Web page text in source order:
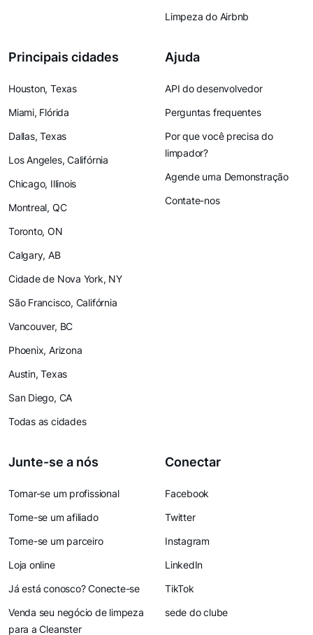
Limpeza do Airbnb
Principais cidades
Houston, Texas
Miami, Flórida
Dallas, Texas
Los Angeles, Califórnia
Chicago, Illinois
Montreal, QC
Toronto, ON
Calgary, AB
Cidade de Nova York, NY
São Francisco, Califórnia
Vancouver, BC
Phoenix, Arizona
Austin, Texas
San Diego, CA
Todas as cidades
Ajuda
API do desenvolvedor
Perguntas frequentes
Por que você precisa do
limpador?
Agende uma Demonstração
Contate-nos
Junte-se a nós
Tornar-se um profissional
Torne-se um afiliado
Torne-se um parceiro
Loja online
Já está conosco? Conecte-se
Venda seu negócio de limpeza
para a Cleanster
Conectar
Facebook
Twitter
Instagram
LinkedIn
TikTok
sede do clube